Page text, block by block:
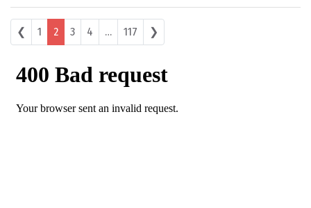
Posts navigation
❮ 1 2 3 4 … 117 ❯